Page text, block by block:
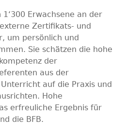
Erwachsene an der
Zertifikats- und
um persönlich und
Sie schätzen die hohe
der
aus der
auf die Praxis und
Hohe
erfreuliche Ergebnis für
die BFB.